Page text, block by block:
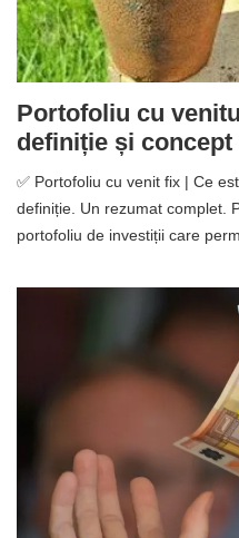
Portofoliu cu
definiție și concept
✅ Portofoliu cu venit fix | Ce
definiție. Un rezumat complet.
portofoliu de investiții care